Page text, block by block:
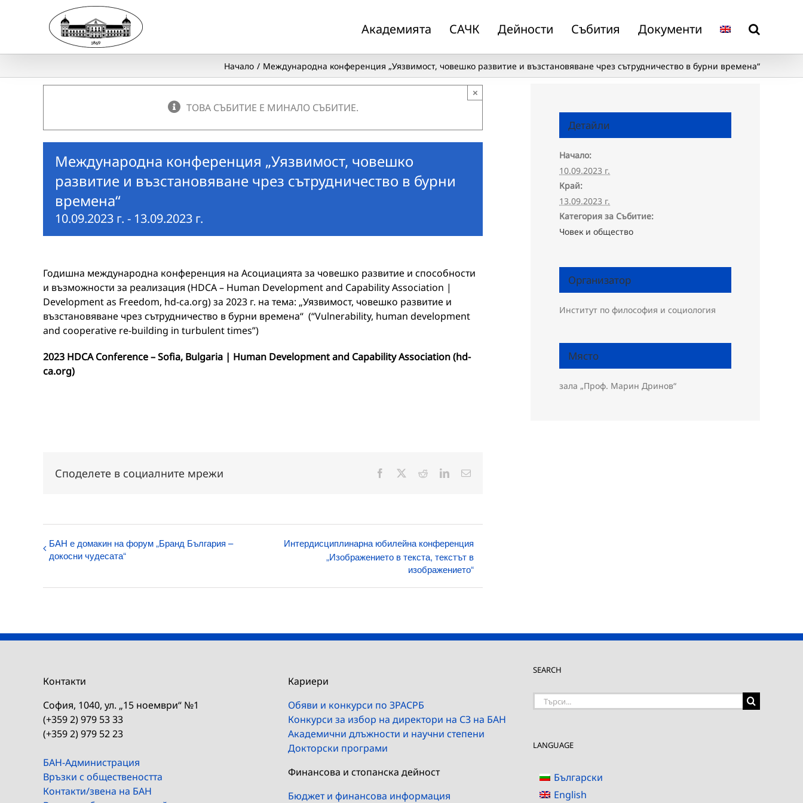
Академията САЧК Дейности Събития Документи
Начало Международна конференция „Уязвимост, човешко развитие и възстановяване чрез сътрудничество в бурни времена“
ТОВА СЪБИТИЕ Е МИНАЛО СЪБИТИЕ.
×
Международна конференция „Уязвимост, човешко
развитие и възстановяване чрез сътрудничество в бурни
времена“
10.09.2023 г. - 13.09.2023 г.
Годишна международна конференция на Асоциацията за човешко развитие и способности
и възможности за реализация (HDCA – Human Development and Capability Association |
Development as Freedom, hd-ca.org) за 2023 г. на тема: „Уязвимост, човешко развитие и
възстановяване чрез сътрудничество в бурни времена“ (“Vulnerability, human development
and cooperative re-building in turbulent times”)
2023 HDCA Conference – Sofia, Bulgaria | Human Development and Capability Association (hd-
ca.org)
Споделете в социалните мрежи Facebook RedditLinkedInЕлектронна
БАН е домакин на форум „Бранд България –
докосни чудесата“
Интердисциплинарна юбилейна конференция
„Изображението в текста, текстът в
изображението“
Детайли
Начало:
10.09.2023 г.
Край:
13.09.2023 г.
Категория за Събитие:
Човек и общество
Организатор
Институт по философия и социология
Място
зала „Проф. Марин Дринов“
Контакти
София, 1040, ул. „15 ноември“ №1
(+359 2) 979 53 33
(+359 2) 979 52 23
БАН-Администрация
Връзки с обществеността
Контакти/звена на БАН
Кариери
Обяви и конкурси по ЗРАСРБ
Конкурси за избор на директори на СЗ на БАН
Академични длъжности и научни степени
Докторски програми
Финансова и стопанска дейност
Бюджет и финансова информация
SEARCH
Търсене
LANGUAGE
Български
English